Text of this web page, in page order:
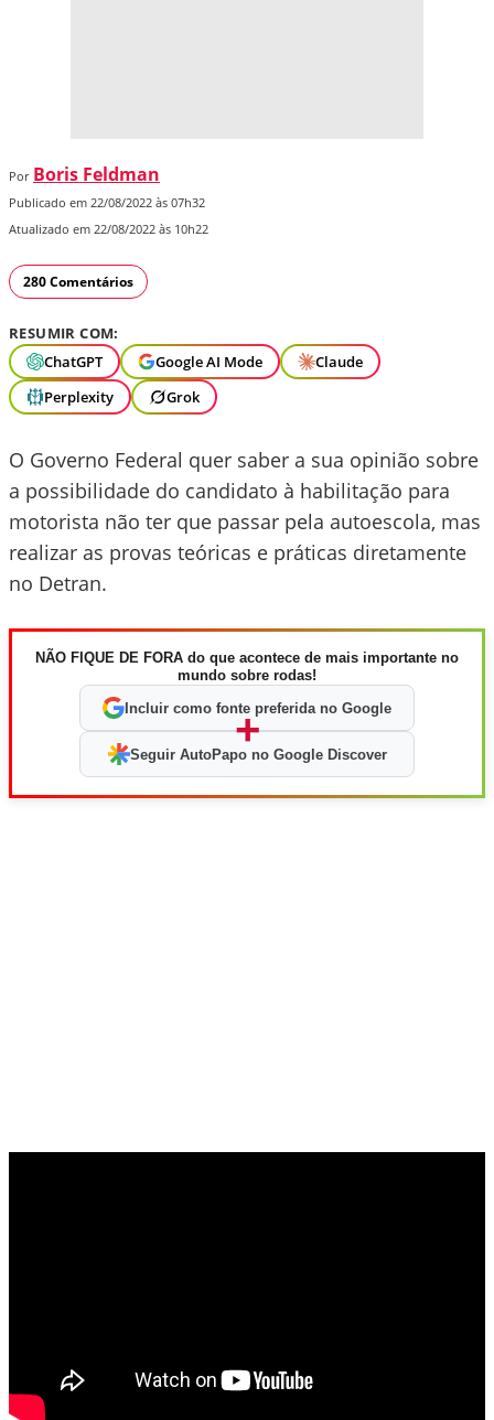
Por Boris Feldman
Publicado em 22/08/2022 às 07h32
Atualizado em 22/08/2022 às 10h22
280 Comentários
RESUMIR COM:
ChatGPT
Google AI Mode
Claude
Perplexity
Grok
O Governo Federal quer saber a sua opinião sobre
a possibilidade do candidato à habilitação para
motorista não ter que passar pela autoescola, mas
realizar as provas teóricas e práticas diretamente
no Detran.
NÃO FIQUE DE FORA do que acontece de mais importante no
mundo sobre rodas!
Incluir como fonte preferida no Google
+
Seguir AutoPapo no Google Discover